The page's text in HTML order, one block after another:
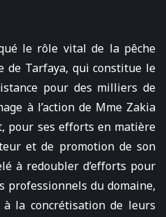
le rôle vital de la pêche
de Tarfaya, qui constitue le
pour des milliers de
à l’action de Mme Zakia
pour ses efforts en matière
et de promotion de son
à redoubler d’efforts pour
professionnels du domaine,
la concrétisation de leurs